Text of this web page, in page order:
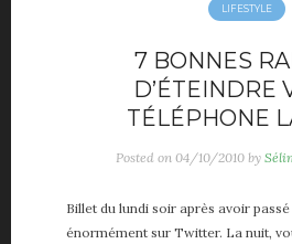
LIFESTYLE
7 BONNES
D’ÉTEINDRE
TÉLÉPHONE
Posted on 04/10/2010 by
Billet du lundi soir après avoir
énormément sur Twitter. La nuit,